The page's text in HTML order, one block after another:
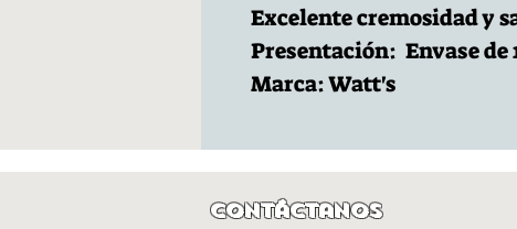
Excelente cremosidad y
Presentación: Envase de
Marca: Watt's
Contáctanos